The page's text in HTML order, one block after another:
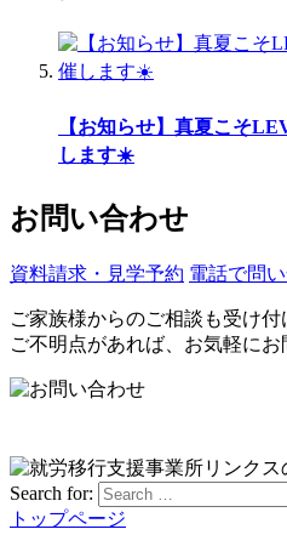
【お知らせ】真夏こそ
します☀️
お問い合わせ
資料請求・見学予約 電話で問
ご家族様からのご相談も受け付
ご不明点があれば、お気軽にお
Search for:
トップページ